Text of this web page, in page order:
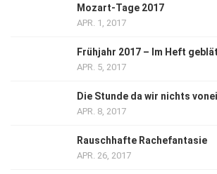
Mozart-Tage 2017
APR. 1, 2017
Frühjahr 2017 – Im Heft
APR. 5, 2017
Die Stunde da wir nichts
APR. 8, 2017
Rauschhafte Rachefantasie
APR. 26, 2017